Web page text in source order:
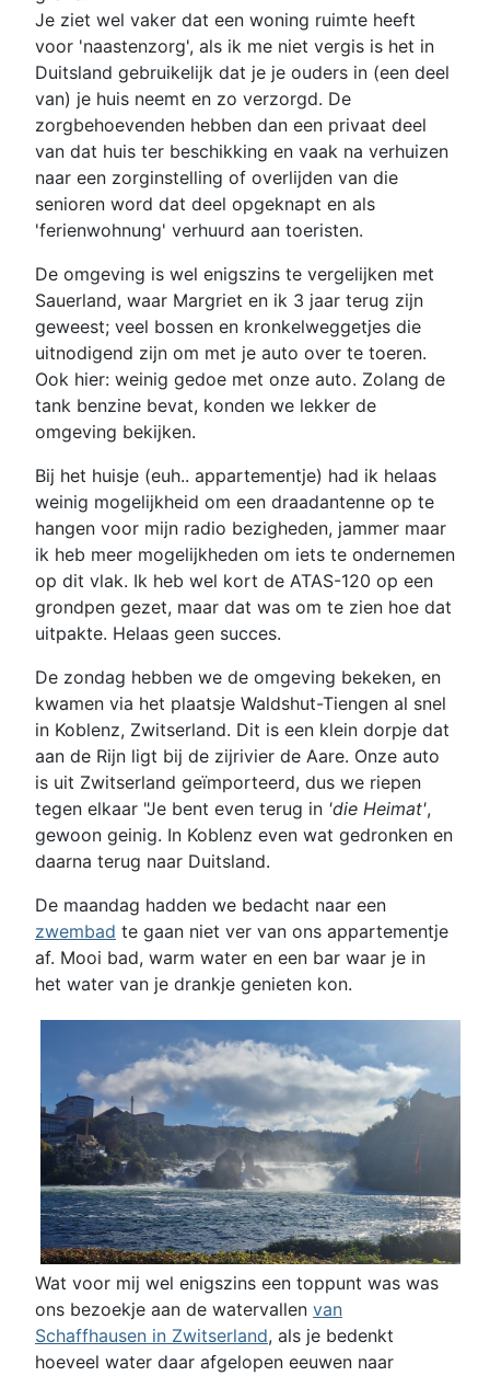
Je ziet wel vaker dat een woning ruimte heeft
voor 'naastenzorg', als ik me niet vergis is het in
Duitsland gebruikelijk dat je je ouders in (een deel
van) je huis neemt en zo verzorgd. De
zorgbehoevenden hebben dan een privaat deel
van dat huis ter beschikking en vaak na verhuizen
naar een zorginstelling of overlijden van die
senioren word dat deel opgeknapt en als
'ferienwohnung' verhuurd aan toeristen.
De omgeving is wel enigszins te vergelijken met
Sauerland, waar Margriet en ik 3 jaar terug zijn
geweest; veel bossen en kronkelweggetjes die
uitnodigend zijn om met je auto over te toeren.
Ook hier: weinig gedoe met onze auto. Zolang de
tank benzine bevat, konden we lekker de
omgeving bekijken.
Bij het huisje (euh.. appartementje) had ik helaas
weinig mogelijkheid om een draadantenne op te
hangen voor mijn radio bezigheden, jammer maar
ik heb meer mogelijkheden om iets te ondernemen
op dit vlak. Ik heb wel kort de ATAS-120 op een
grondpen gezet, maar dat was om te zien hoe dat
uitpakte. Helaas geen succes.
De zondag hebben we de omgeving bekeken, en
kwamen via het plaatsje Waldshut-Tiengen al snel
in Koblenz, Zwitserland. Dit is een klein dorpje dat
aan de Rijn ligt bij de zijrivier de Aare. Onze auto
is uit Zwitserland geïmporteerd, dus we riepen
tegen elkaar "Je bent even terug in 'die Heimat',
gewoon geinig. In Koblenz even wat gedronken en
daarna terug naar Duitsland.
De maandag hadden we bedacht naar een
zwembad te gaan niet ver van ons appartementje
af. Mooi bad, warm water en een bar waar je in
het water van je drankje genieten kon.
Wat voor mij wel enigszins een toppunt was was
ons bezoekje aan de watervallen van
Schaffhausen in Zwitserland, als je bedenkt
hoeveel water daar afgelopen eeuwen naar